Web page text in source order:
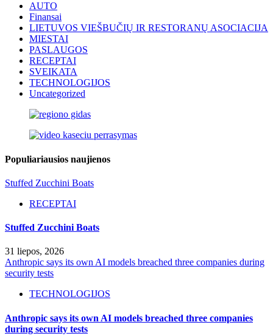
AUTO
Finansai
LIETUVOS VIEŠBUČIŲ IR RESTORANŲ ASOCIACIJA
MIESTAI
PASLAUGOS
RECEPTAI
SVEIKATA
TECHNOLOGIJOS
Uncategorized
Populiariausios naujienos
Stuffed Zucchini Boats
RECEPTAI
Stuffed Zucchini Boats
31 liepos, 2026
Anthropic says its own AI models breached three companies during
security tests
TECHNOLOGIJOS
Anthropic says its own AI models breached three companies
during security tests